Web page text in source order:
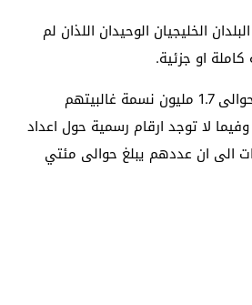
الخليجيان الوحيدان اللذان لم
كاملة او جزئية.
ويبلغ عدد سكان قطر حوالى 1.7 مليون نسمة غالبيتهم
لا توجد ارقام رسمية حول اعداد
الى ان عددهم يبلغ حوالى مئتي